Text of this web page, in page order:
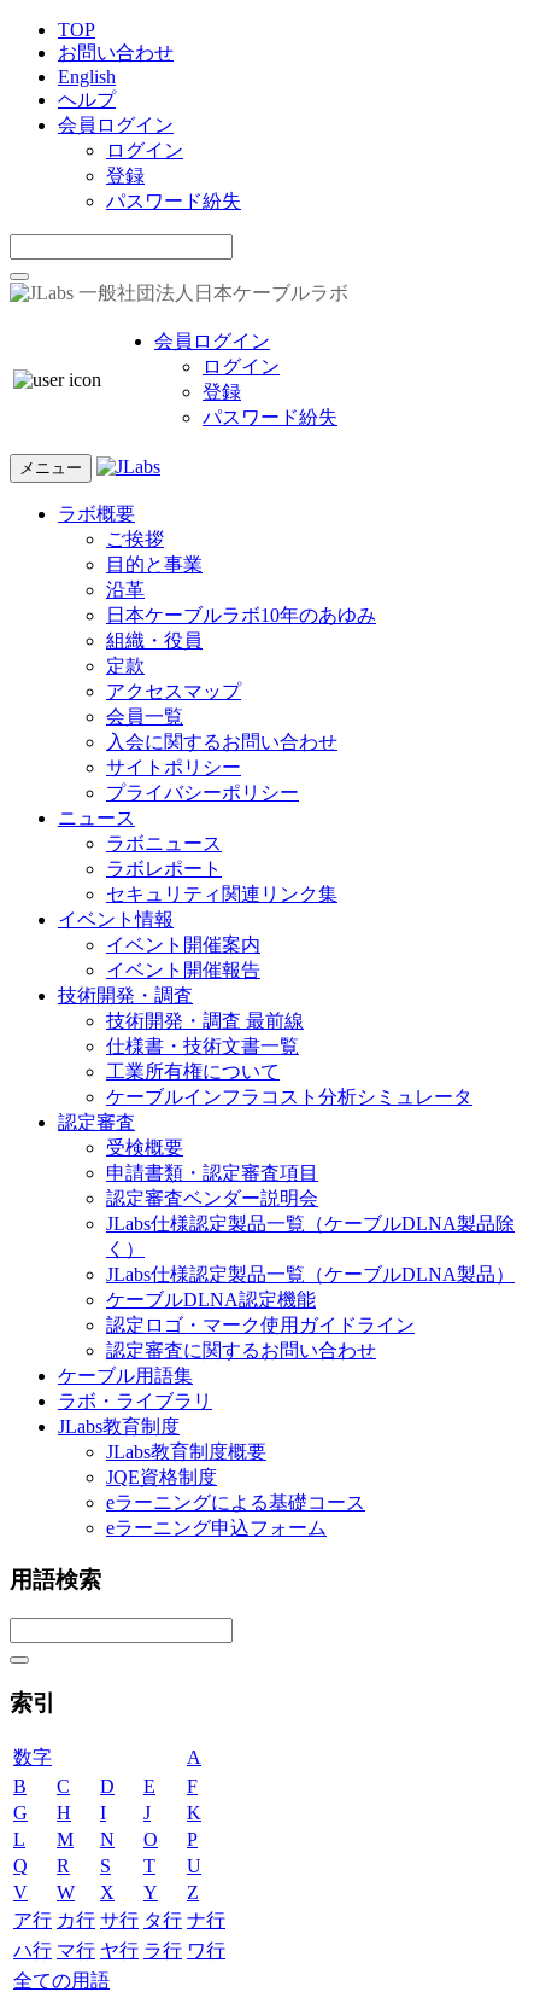
TOP
お問い合わせ
English
ヘルプ
会員ログイン
ログイン
登録
パスワード紛失
一般社団法人日本ケーブルラボ
会員ログイン
ログイン
登録
パスワード紛失
メニュー
ラボ概要
ご挨拶
目的と事業
沿革
日本ケーブルラボ10年のあゆみ
組織・役員
定款
アクセスマップ
会員一覧
入会に関するお問い合わせ
サイトポリシー
プライバシーポリシー
ニュース
ラボニュース
ラボレポート
セキュリティ関連リンク集
イベント情報
イベント開催案内
イベント開催報告
技術開発・調査
技術開発・調査 最前線
仕様書・技術文書一覧
工業所有権について
ケーブルインフラコスト分析シミュレータ
認定審査
受検概要
申請書類・認定審査項目
認定審査ベンダー説明会
JLabs仕様認定製品一覧（ケーブルDLNA製品除
く）
JLabs仕様認定製品一覧（ケーブルDLNA製品）
ケーブルDLNA認定機能
認定ロゴ・マーク使用ガイドライン
認定審査に関するお問い合わせ
ケーブル用語集
ラボ・ライブラリ
JLabs教育制度
JLabs教育制度概要
JQE資格制度
eラーニングによる基礎コース
eラーニング申込フォーム
用語検索
索引
数字
A
B
C D E
F
G
H I J
K
L
M N O
P
Q
R S T
U
V
W X Y
Z
ア行 カ行 サ行 タ行 ナ行
ハ行 マ行 ヤ行 ラ行 ワ行
全ての用語